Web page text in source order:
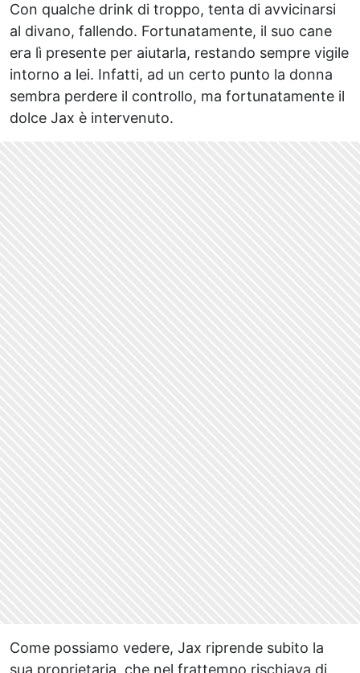
Con qualche drink di troppo, tenta di avvicinarsi
al divano, fallendo. Fortunatamente, il suo cane
era lì presente per aiutarla, restando sempre vigile
intorno a lei. Infatti, ad un certo punto la donna
sembra perdere il controllo, ma fortunatamente il
dolce Jax è intervenuto.
Come possiamo vedere, Jax riprende subito la
sua proprietaria, che nel frattempo rischiava di